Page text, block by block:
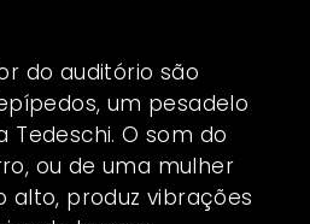
do auditório são
um pesadelo
O som do
ou de uma mulher
alto, produz vibrações